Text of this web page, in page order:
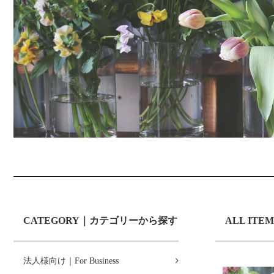
CATEGORY｜カテゴリーから探す
法人様向け｜For Business
ALL